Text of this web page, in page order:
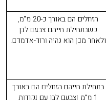
הזחלים הם באורך כ-20 מ”מ,
כשבתחילת חייהם צבעם לבן
ולאחר מכן הוא נהיה ורוד-אדמדם.
בתחילת חייהם הזחלים הם באורך
1 מ”מ וצבעם לבן עם נקודות